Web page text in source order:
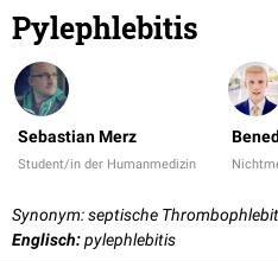
Pylephlebitis
Sebastian Merz
Student/in der Humanmedizin
Synonym: septische
Englisch:pylephlebitis